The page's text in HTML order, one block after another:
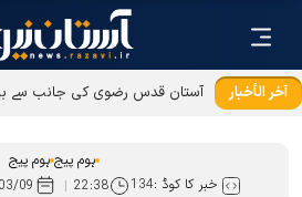
آخر الأخبار
آستان قدس رضوی کی جانب سے
ہوم پیج ہوم پیج
خبر کا کوڈ :134
22:38
09